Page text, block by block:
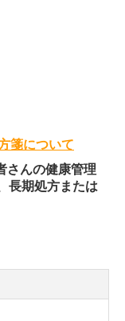
箋について
さんの健康管理
長期処方または